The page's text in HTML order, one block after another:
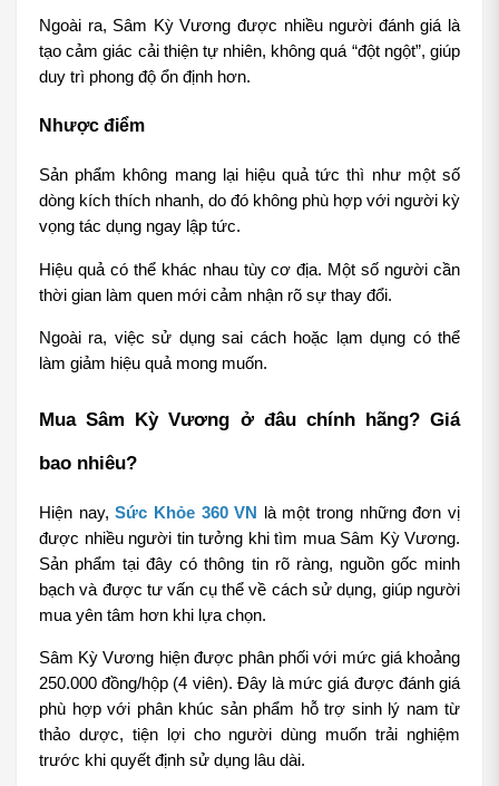
Ngoài ra, Sâm Kỳ Vương được nhiều người đánh giá là
tạo cảm giác cải thiện tự nhiên, không quá “đột ngột”, giúp
duy trì phong độ ổn định hơn.
Nhược điểm
Sản phẩm không mang lại hiệu quả tức thì như một số
dòng kích thích nhanh, do đó không phù hợp với người kỳ
vọng tác dụng ngay lập tức.
Hiệu quả có thể khác nhau tùy cơ địa. Một số người cần
thời gian làm quen mới cảm nhận rõ sự thay đổi.
Ngoài ra, việc sử dụng sai cách hoặc lạm dụng có thể
làm giảm hiệu quả mong muốn.
Mua Sâm Kỳ Vương ở đâu chính hãng? Giá
bao nhiêu?
Hiện nay, Sức Khỏe 360 VN
là một trong những đơn vị
được nhiều người tin tưởng khi tìm mua Sâm Kỳ Vương.
Sản phẩm tại đây có thông tin rõ ràng, nguồn gốc minh
bạch và được tư vấn cụ thể về cách sử dụng, giúp người
mua yên tâm hơn khi lựa chọn.
Sâm Kỳ Vương hiện được phân phối với mức giá khoảng
250.000 đồng/hộp (4 viên). Đây là mức giá được đánh giá
phù hợp với phân khúc sản phẩm hỗ trợ sinh lý nam từ
thảo dược, tiện lợi cho người dùng muốn trải nghiệm
trước khi quyết định sử dụng lâu dài.